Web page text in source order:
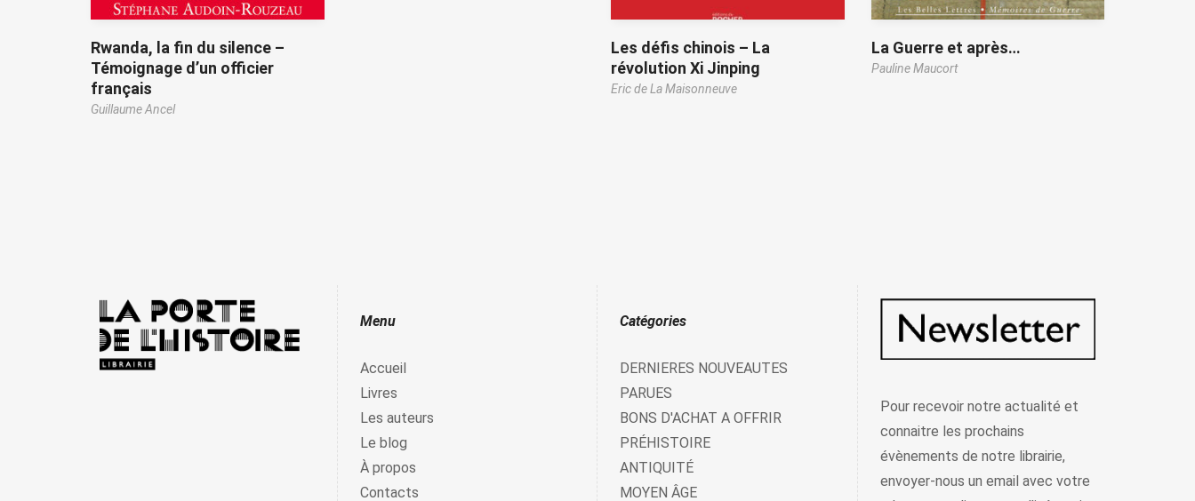
Rwanda, la fin du silence –
Témoignage d’un officier
français
Guillaume Ancel
Les défis chinois – La
révolution Xi Jinping
Eric de La Maisonneuve
La Guerre et après…
Pauline Maucort
Menu
Accueil
Livres
Les auteurs
Le blog
À propos
Contacts
Catégories
DERNIERES NOUVEAUTES
PARUES
BONS D'ACHAT A OFFRIR
PRÉHISTOIRE
ANTIQUITÉ
MOYEN ÂGE
Pour recevoir notre actualité et
connaitre les prochains
évènements de notre librairie,
envoyer-nous un email avec votre